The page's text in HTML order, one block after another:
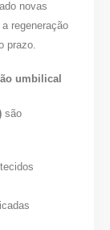
novas
regeneração
prazo.
umbilical
são